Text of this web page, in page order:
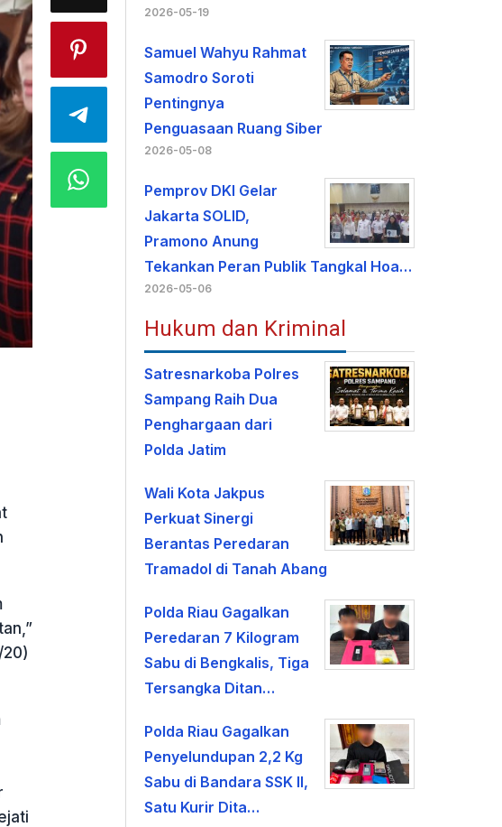
20)
2026-05-19
Samuel Wahyu Rahmat
Samodro Soroti
Pentingnya
Penguasaan Ruang Siber
2026-05-08
Pemprov DKI Gelar
Jakarta SOLID,
Pramono Anung
Tekankan Peran Publik Tangkal Hoa…
2026-05-06
Hukum dan Kriminal
Satresnarkoba Polres
Sampang Raih Dua
Penghargaan dari
Polda Jatim
Wali Kota Jakpus
Perkuat Sinergi
Berantas Peredaran
Tramadol di Tanah Abang
Polda Riau Gagalkan
Peredaran 7 Kilogram
Sabu di Bengkalis, Tiga
Tersangka Ditan…
Polda Riau Gagalkan
Penyelundupan 2,2 Kg
Sabu di Bandara SSK II,
Satu Kurir Dita…